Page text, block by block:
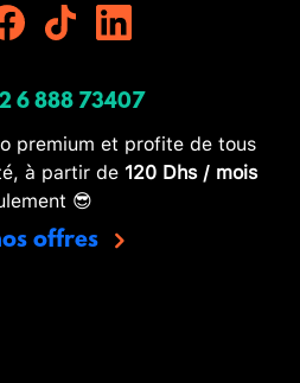
6 888 73407
premium et profite de tous
à partir de 120 Dhs / mois
😎
offres